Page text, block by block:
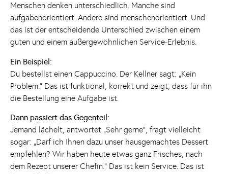
Menschen denken unterschiedlich. Manche sind
aufgabenorientiert. Andere sind menschenorientiert. Und
das ist der entscheidende Unterschied zwischen einem
guten und einem außergewöhnlichen Service-Erlebnis.
Ein Beispiel:
Du bestellst einen Cappuccino. Der Kellner sagt: „Kein
Problem.“ Das ist funktional, korrekt und zeigt, dass für ihn
die Bestellung eine Aufgabe ist.
Dann passiert das Gegenteil:
Jemand lächelt, antwortet „Sehr gerne“, fragt vielleicht
sogar: „Darf ich Ihnen dazu unser hausgemachtes Dessert
empfehlen? Wir haben heute etwas ganz Frisches, nach
dem Rezept unserer Chefin.“ Das ist kein Service. Das ist